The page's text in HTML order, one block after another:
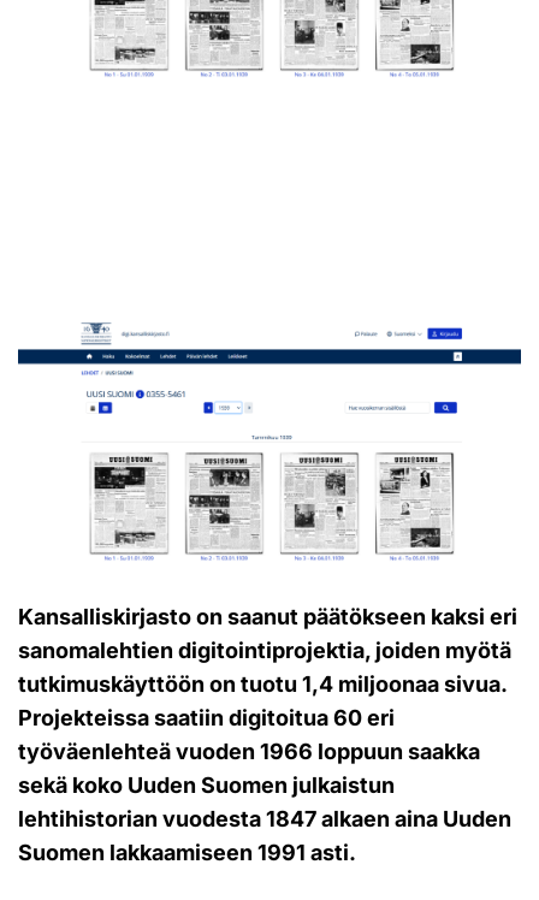
Kansalliskirjasto on saanut päätökseen kaksi eri
sanomalehtien digitointiprojektia, joiden myötä
tutkimuskäyttöön on tuotu 1,4 miljoonaa sivua.
Projekteissa saatiin digitoitua 60 eri
työväenlehteä vuoden 1966 loppuun saakka
sekä koko Uuden Suomen julkaistun
lehtihistorian vuodesta 1847 alkaen aina Uuden
Suomen lakkaamiseen 1991 asti.